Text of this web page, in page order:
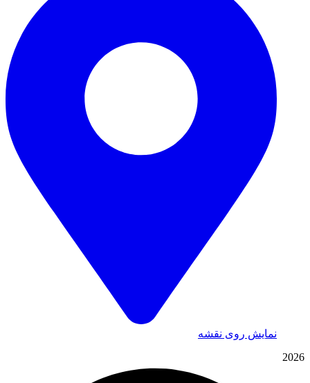
نمایش روی نقشه
2026